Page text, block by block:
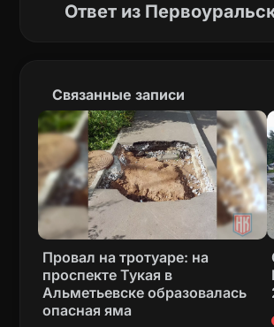
Ответ из
Связанные записи
Провал на тротуаре: на
проспекте Тукая в
Альметьевске образовалась
опасная яма